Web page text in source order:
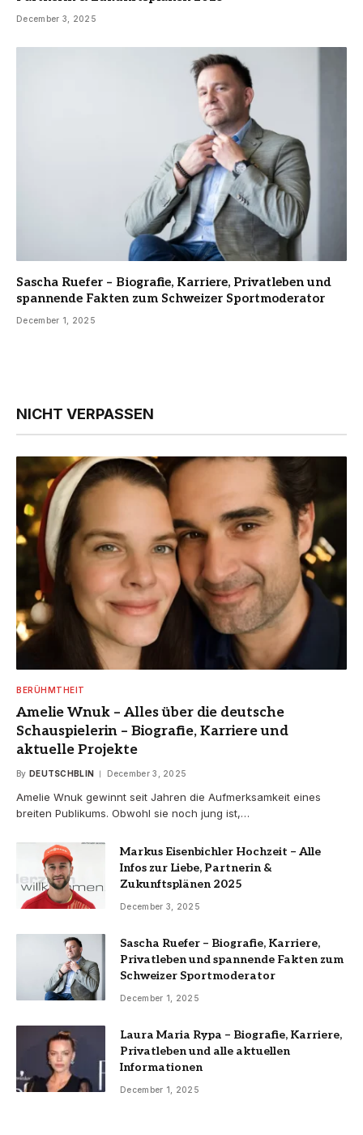
December 3, 2025
Sascha Ruefer – Biografie, Karriere, Privatleben und
spannende Fakten zum Schweizer Sportmoderator
December 1, 2025
NICHT VERPASSEN
BERÜHMTHEIT
Amelie Wnuk – Alles über die deutsche
Schauspielerin – Biografie, Karriere und
aktuelle Projekte
By DEUTSCHBLIN December 3, 2025
Amelie Wnuk gewinnt seit Jahren die Aufmerksamkeit eines
breiten Publikums. Obwohl sie noch jung ist,…
Markus Eisenbichler Hochzeit – Alle
Infos zur Liebe, Partnerin &
Zukunftsplänen 2025
December 3, 2025
Sascha Ruefer – Biografie, Karriere,
Privatleben und spannende Fakten zum
Schweizer Sportmoderator
December 1, 2025
Laura Maria Rypa – Biografie, Karriere,
Privatleben und alle aktuellen
Informationen
December 1, 2025